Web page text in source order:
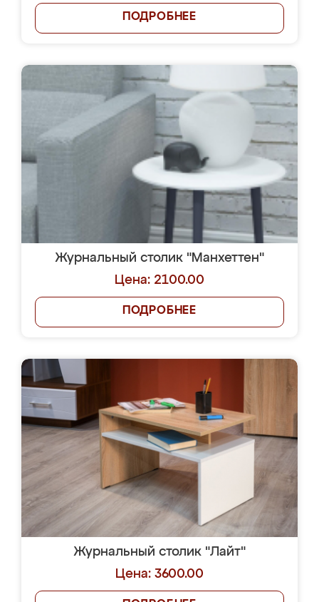
ПОДРОБНЕЕ
Журнальный столик "Манхеттен"
Цена: 2100.00
ПОДРОБНЕЕ
Журнальный столик "Лайт"
Цена: 3600.00